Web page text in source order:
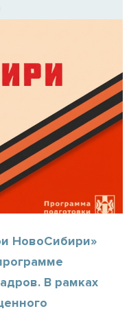
НовоСибири»
В рамках